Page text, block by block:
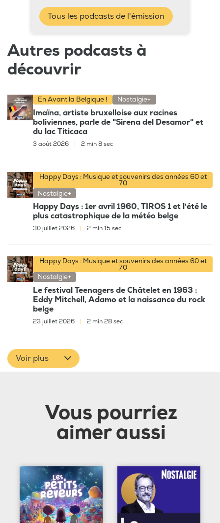
Tous les podcasts de l'émission
Autres podcasts à
découvrir
En Avant la Belgique ! Nostalgie+
Imaïna, artiste bruxelloise aux racines
boliviennes, parle de "Sirena del Desamor" et
du lac Titicaca
3 août 2026 2 min 8 sec
Happy Days : Musique et souvenirs des années 60 et
70
Nostalgie+
Happy Days : 1er avril 1960, TIROS 1 et l'été le
plus catastrophique de la météo belge
30 juillet 2026 | 2 min 15 sec
Happy Days : Musique et souvenirs des années 60 et
70
Nostalgie+
Le festival Teenagers de Châtelet en 1963 :
Eddy Mitchell, Adamo et la naissance du rock
belge
23 juillet 2026 2 min 28 sec
Voir plus
Vous pourriez
aimer aussi